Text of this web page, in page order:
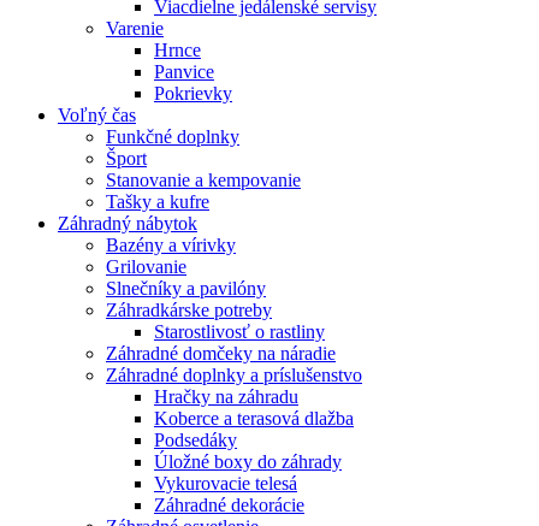
Viacdielne jedálenské servisy
Varenie
Hrnce
Panvice
Pokrievky
Voľný čas
Funkčné doplnky
Šport
Stanovanie a kempovanie
Tašky a kufre
Záhradný nábytok
Bazény a vírivky
Grilovanie
Slnečníky a pavilóny
Záhradkárske potreby
Starostlivosť o rastliny
Záhradné domčeky na náradie
Záhradné doplnky a príslušenstvo
Hračky na záhradu
Koberce a terasová dlažba
Podsedáky
Úložné boxy do záhrady
Vykurovacie telesá
Záhradné dekorácie